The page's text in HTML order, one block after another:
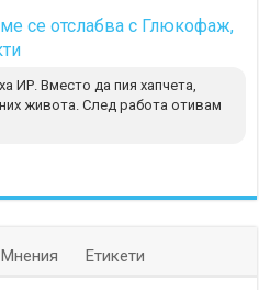
се отслабва с Глюкофаж,
ИР. Вместо да пия хапчета,
живота. След работа отивам
Мнения Етикети